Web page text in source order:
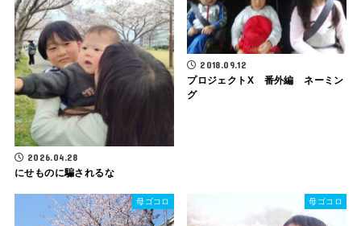
2026.04.28
にせものに騙されるな
2018.09.12
プロジェクトX 番外編 ネーミン
グ
母ゴコロ 母ゴコロ